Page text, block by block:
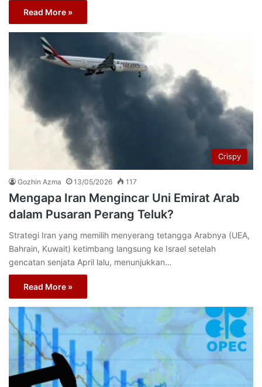
Read More »
Crispy
Gozhin Azma 13/05/2026 117
Mengapa Iran Mengincar Uni Emirat Arab
dalam Pusaran Perang Teluk?
Strategi Iran yang memilih menyerang tetangga Arabnya (UEA,
Bahrain, Kuwait) ketimbang langsung ke Israel setelah
gencatan senjata April lalu, menunjukkan…
Read More »